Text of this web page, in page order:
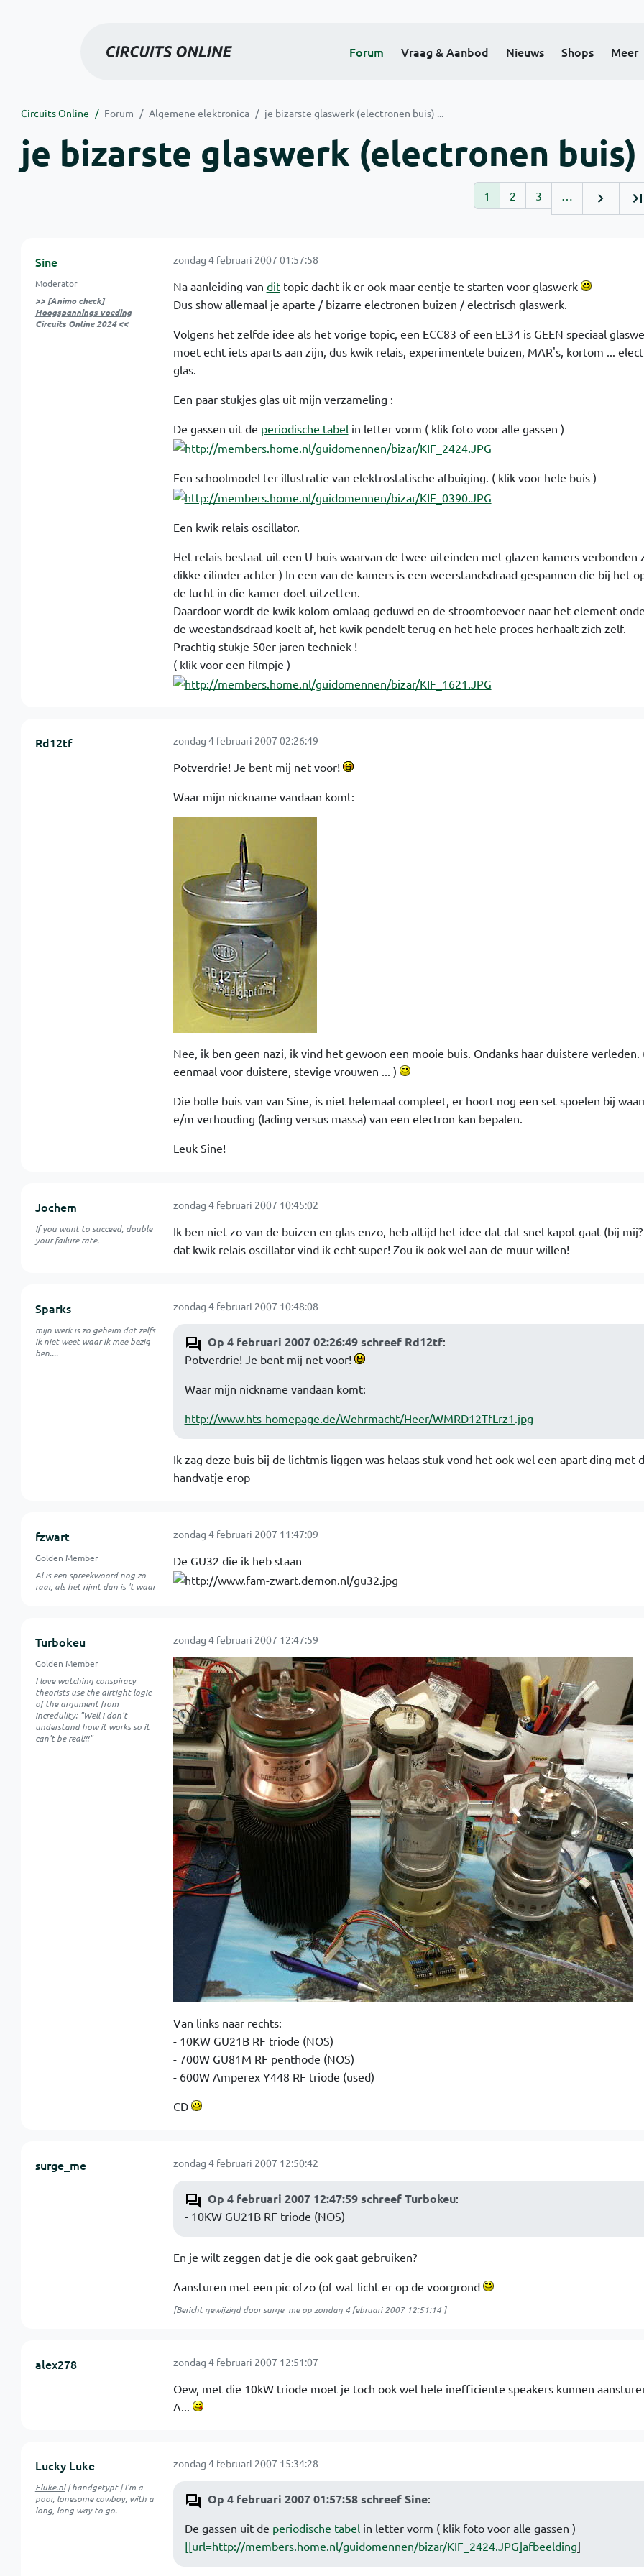
Forum Vraag & Aanbod Nieuws Shops Meer
Circuits Online Forum Algemene elektronica je bizarste glaswerk (electronen buis) ...
je bizarste glaswerk (electronen buis)
1 2 3 …
Sine
Moderator
>> [Animo check]
Hoogspannings voeding
Circuits Online 2024<<
zondag 4 februari 2007 01:57:58
Na aanleiding van dittopic dacht ik er ook maar eentje te starten voor glaswerk
Dus show allemaal je aparte / bizarre electronen buizen / electrisch glaswerk.
Volgens het zelfde idee als het vorige topic, een ECC83 of een EL34 is GEEN speciaal
moet echt iets aparts aan zijn, dus kwik relais, experimentele buizen, MAR's, kortom ...
glas.
Een paar stukjes glas uit mijn verzameling :
De gassen uit de periodische tabelin letter vorm ( klik foto voor alle gassen )
Een schoolmodel ter illustratie van elektrostatische afbuiging. ( klik voor hele buis )
Een kwik relais oscillator.
Het relais bestaat uit een U-buis waarvan de twee uiteinden met glazen kamers verbonden
dikke cilinder achter ) In een van de kamers is een weerstandsdraad gespannen die bij het
de lucht in die kamer doet uitzetten.
Daardoor wordt de kwik kolom omlaag geduwd en de stroomtoevoer naar het element
de weestandsdraad koelt af, het kwik pendelt terug en het hele proces herhaalt zich zelf.
Prachtig stukje 50er jaren techniek !
( klik voor een filmpje )
Rd12tf zondag 4 februari 2007 02:26:49
Potverdrie! Je bent mij net voor!
Waar mijn nickname vandaan komt:
Nee, ik ben geen nazi, ik vind het gewoon een mooie buis. Ondanks haar duistere verleden.
eenmaal voor duistere, stevige vrouwen ... )
Die bolle buis van van Sine, is niet helemaal compleet, er hoort nog een set spoelen bij
e/m verhouding (lading versus massa) van een electron kan bepalen.
Leuk Sine!
Jochem
If you want to succeed, double
your failure rate.
zondag 4 februari 2007 10:45:02
Ik ben niet zo van de buizen en glas enzo, heb altijd het idee dat dat snel kapot gaat (bij
dat kwik relais oscillator vind ik echt super! Zou ik ook wel aan de muur willen!
Sparks
mijn werk is zo geheim dat zelfs
ik niet weet waar ik mee bezig
ben....
zondag 4 februari 2007 10:48:08
Op 4 februari 2007 02:26:49 schreef Rd12tf:
Potverdrie! Je bent mij net voor!
Waar mijn nickname vandaan komt:
http://www.hts-homepage.de/Wehrmacht/Heer/WMRD12TfLrz1.jpg
Ik zag deze buis bij de lichtmis liggen was helaas stuk vond het ook wel een apart ding met
handvatje erop
fzwart
Golden Member
Al is een spreekwoord nog zo
raar, als het rijmt dan is 't waar
zondag 4 februari 2007 11:47:09
De GU32 die ik heb staan
Turbokeu
Golden Member
I love watching conspiracy
theorists use the airtight logic
of the argument from
incredulity: "Well I don't
understand how it works so it
can't be real!!!"
zondag 4 februari 2007 12:47:59
Van links naar rechts:
- 10KW GU21B RF triode (NOS)
- 700W GU81M RF penthode (NOS)
- 600W Amperex Y448 RF triode (used)
CD
surge_me zondag 4 februari 2007 12:50:42
Op 4 februari 2007 12:47:59 schreef Turbokeu:
- 10KW GU21B RF triode (NOS)
En je wilt zeggen dat je die ook gaat gebruiken?
Aansturen met een pic ofzo (of wat licht er op de voorgrond
[Bericht gewijzigd doorsurge_meop zondag 4 februari 2007 12:51:14]
alex278 zondag 4 februari 2007 12:51:07
Oew, met die 10kW triode moet je toch ook wel hele inefficiente speakers kunnen
A...
Lucky Luke
Eluke.nl| handgetypt | I'm a
poor, lonesome cowboy, with a
long, long way to go.
zondag 4 februari 2007 15:34:28
Op 4 februari 2007 01:57:58 schreef Sine:
De gassen uit de periodische tabelin letter vorm ( klik foto voor alle gassen )
[[url=http://members.home.nl/guidomennen/bizar/KIF_2424.JPG]afbeelding]